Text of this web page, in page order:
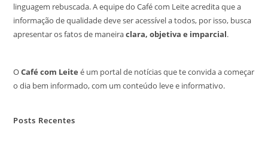
linguagem rebuscada. A equipe do Café com Leite acredita que a
informação de qualidade deve ser acessível a todos, por isso, busca
apresentar os fatos de maneiraclara, objetiva e imparcial.
OCafé com Leite é um portal de notícias que te convida a começar
o dia bem informado, com um conteúdo leve e informativo.
Posts Recentes